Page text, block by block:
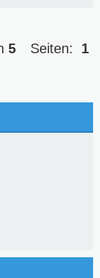
Seiten: 1
5